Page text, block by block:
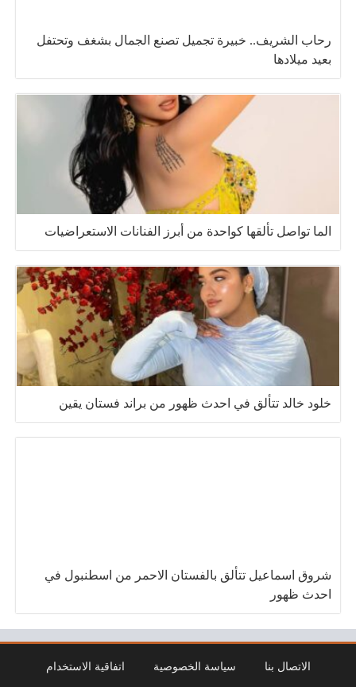
رحاب الشريف.. خبيرة تجميل تصنع الجمال بشغف وتحتفل
بعيد ميلادها
الما تواصل تألقها كواحدة من أبرز الفنانات الاستعراضيات
خلود خالد تتألق في احدث ظهور من براند فستان يقين
شروق اسماعيل تتألق بالفستان الاحمر من اسطنبول في
احدث ظهور
الاتصال بنا سياسة الخصوصية اتفاقية الاستخدام